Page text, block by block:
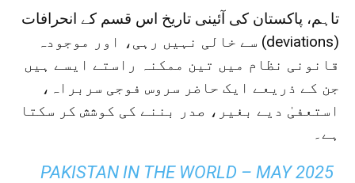
تاہم، پاکستان کی آئینی تاریخ اس قسم کے انحرافات
(deviations) سے خالی نہیں رہی، اور موجودہ
قانونی نظام میں تین ممکنہ راستے ایسے ہیں
جن کے ذریعے ایک حاضر سروس فوجی سربراہ،
استعفیٰ دیے بغیر، صدر بننے کی کوشش کر سکتا
ہے۔
PAKISTAN IN THE WORLD – MAY 2025